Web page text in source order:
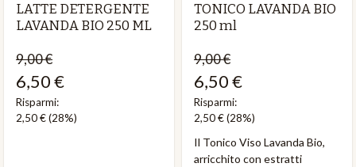
LATTE DETERGENTE
LAVANDA BIO 250 ML
9,00 €
6,50 €
Risparmi:
2,50 €(28%)
TONICO LAVANDA BIO
250 ml
9,00 €
6,50 €
Risparmi:
2,50 €(28%)
Il Tonico Viso Lavanda Bio,
arricchito con estratti